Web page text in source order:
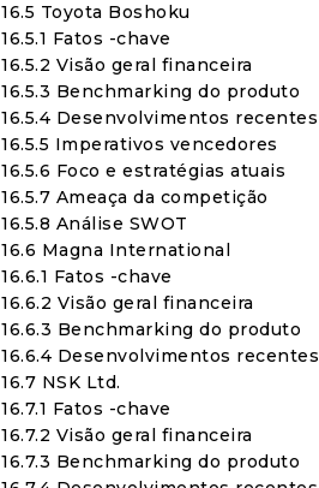
16.5 Toyota Boshoku
16.5.1 Fatos -chave
16.5.2 Visão geral financeira
16.5.3 Benchmarking do produto
16.5.4 Desenvolvimentos recentes
16.5.5 Imperativos vencedores
16.5.6 Foco e estratégias atuais
16.5.7 Ameaça da competição
16.5.8 Análise SWOT
16.6 Magna International
16.6.1 Fatos -chave
16.6.2 Visão geral financeira
16.6.3 Benchmarking do produto
16.6.4 Desenvolvimentos recentes
16.7 NSK Ltd.
16.7.1 Fatos -chave
16.7.2 Visão geral financeira
16.7.3 Benchmarking do produto